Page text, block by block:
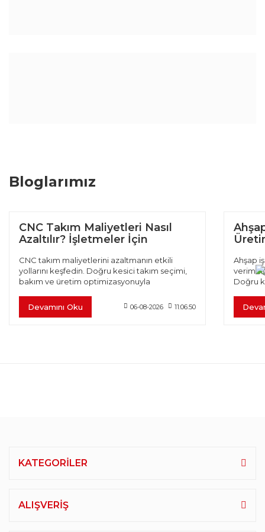
Bloglarımız
CNC Takım Maliyetleri Nasıl
Azaltılır? İşletmeler İçin
CNC takım maliyetlerini azaltmanın etkili
yollarını keşfedin. Doğru kesici takım seçimi,
bakım ve üretim optimizasyonuyla
Devamını Oku
06-08-2026 11:06:50
Ahşap
Doğru
KATEGORİLER
ALIŞVERİŞ